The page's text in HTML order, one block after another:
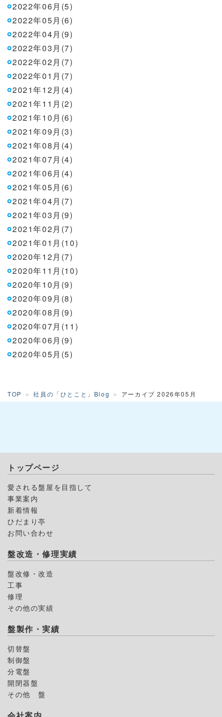
2022年06月(5)
2022年05月(6)
2022年04月(9)
2022年03月(7)
2022年02月(7)
2022年01月(7)
2021年12月(4)
2021年11月(2)
2021年10月(6)
2021年09月(3)
2021年08月(4)
2021年07月(4)
2021年06月(4)
2021年05月(6)
2021年04月(7)
2021年03月(9)
2021年02月(7)
2021年01月(10)
2020年12月(7)
2020年11月(10)
2020年10月(9)
2020年09月(8)
2020年08月(9)
2020年07月(11)
2020年06月(9)
2020年05月(5)
TOP 社員の「ひとこと」Blog アーカイブ 2026年05月
トップページ
愛される盤屋を目指して
事業案内
新着情報
ひだまり亭
お問い合わせ
盤改造・修理実績
盤改修・改造
工事
修理
その他の実績
盤製作・実績
切替盤
制御盤
分電盤
開閉器盤
その他 盤